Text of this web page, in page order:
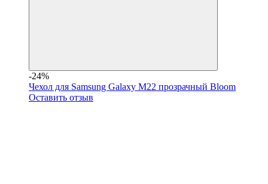
-24%
Чехол для Samsung Galaxy M22 прозрачный Bloom
Оставить отзыв